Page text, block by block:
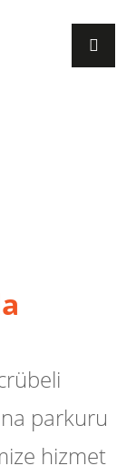
parkuru
hizmet